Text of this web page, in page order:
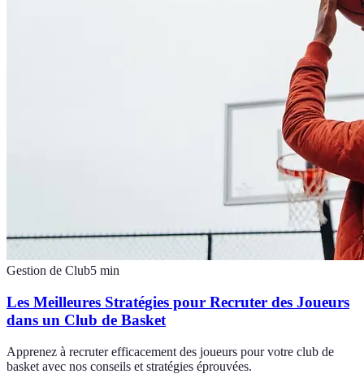
Gestion de Club5 min
Les Meilleures Stratégies pour Recruter des Joueurs
dans un Club de Basket
Apprenez à recruter efficacement des joueurs pour votre club de
basket avec nos conseils et stratégies éprouvées.